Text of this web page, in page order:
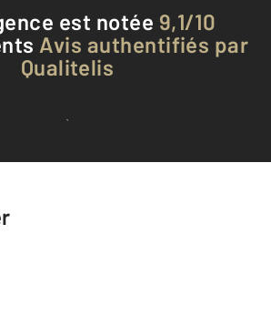
est notée 9,1/10
Avis authentifiés par
Qualitelis
Voir tous les avis clients